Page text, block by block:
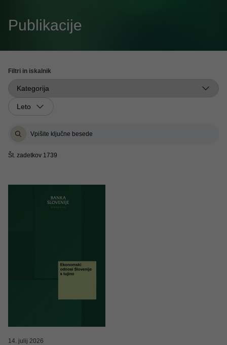
Publikacije
Filtri in iskalnik
Št. zadetkov 1739
14. julij 2026